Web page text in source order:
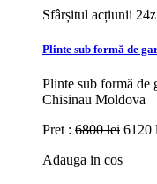
Sfârșitul acțiunii
Plinte sub formă de
Plinte sub formă de
Chisinau Moldova
Pret : 6800 lei 6120
Adauga in cos